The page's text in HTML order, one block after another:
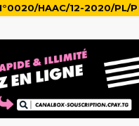
HAAC/12-2020/PL/P